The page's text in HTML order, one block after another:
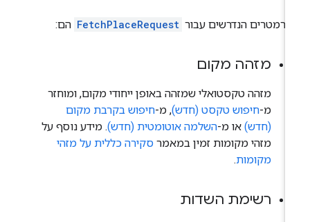
הנדרשים עבור FetchPlaceRequest הם:
מזהה מקום
מזהה טקסטואלי שמזהה באופן ייחודי מקום, ומוחזר
חיפוש טקסט (חדש), מ-חיפוש בקרבת מקום
(חדש)או מ-השלמה אוטומטית (חדש). מידע נוסף על
מזהי מקומות זמין במאמרסקירה כללית על מזהי
מקומות.
רשימת השדות